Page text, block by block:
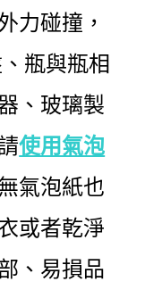
力碰撞，
瓶與瓶相
、玻璃製
使用氣泡
氣泡紙也
或者乾淨
、易損品